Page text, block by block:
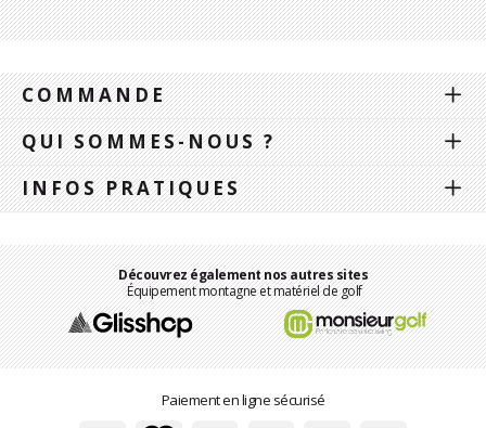
COMMANDE
QUI SOMMES-NOUS ?
INFOS PRATIQUES
Découvrez également nos autres sites
Équipement montagne et matériel de golf
Paiement en ligne sécurisé